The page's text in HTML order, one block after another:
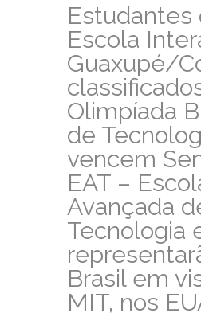
Estudantes
Escola
Guaxupé/
Olimpíada
de
vencem
EAT –
Avançada
Tecnologia
Brasil em
MIT, nos